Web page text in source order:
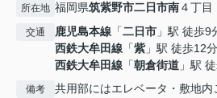
所在地 福岡県筑紫野市二日市南４丁目
交通 鹿児島本線 「二日市 」駅 徒歩9
西鉄大牟田線 「紫」駅 徒歩12分
西鉄大牟田線 「朝倉街道 」駅
備考
共用部にはエレベータ・敷地